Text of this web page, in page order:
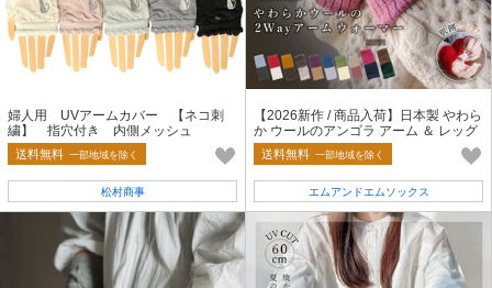
婦人用 UVアームカバー 【ネコ刺
繍】 指穴付き 内側メッシュ
送料無料 一部地域を除く
松村商事
【2026新作 / 商品入荷】日本製 やわら
か ウールのアンゴラ アーム ＆ レッグ
ウォーマー（内側シルク）
送料無料 一部地域を除く
エムアンドエムソックス